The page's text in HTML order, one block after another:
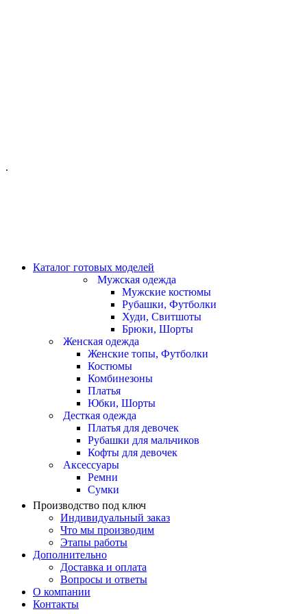
.
Каталог готовых моделей
Мужская одежда
Мужские костюмы
Рубашки, Футболки
Худи, Свитшоты
Брюки, Шорты
Женская одежда
Женские топы, Футболки
Костюмы
Комбинезоны
Платья
Юбки, Шорты
Десткая одежда
Платья для девочек
Рубашки для мальчиков
Кофты для девочек
Аксессуары
Ремни
Сумки
Производство под ключ
Индивидуальный заказ
Что мы производим
Этапы работы
Дополнительно
Доставка и оплата
Вопросы и ответы
О компании
Контакты